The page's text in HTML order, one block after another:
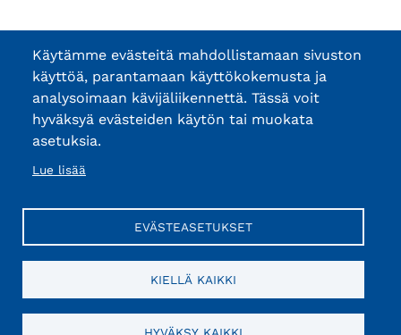
Käytämme evästeitä mahdollistamaan sivuston
käyttöä, parantamaan käyttökokemusta ja
analysoimaan kävijäliikennettä. Tässä voit
hyväksyä evästeiden käytön tai muokata
asetuksia.
Lue lisää
EVÄSTEASETUKSET
KIELLÄ KAIKKI
HYVÄKSY KAIKKI